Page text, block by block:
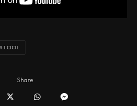
TOOL
Share